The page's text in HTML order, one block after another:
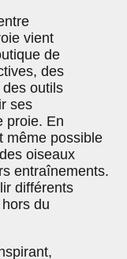
vient
de
des
outils
ses
proie. En
même possible
oiseaux
entraînements.
différents
du